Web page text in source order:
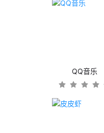
QQ音乐